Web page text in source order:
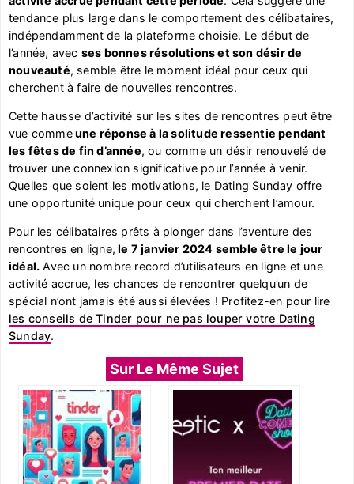
tendance plus large dans le comportement des célibataires,
indépendamment de la plateforme choisie. Le début de
l’année, avec ses bonnes résolutions et son désir de
nouveauté, semble être le moment idéal pour ceux qui
cherchent à faire de nouvelles rencontres.
Cette hausse d’activité sur les sites de rencontres peut être
vue commeune réponse à la solitude ressentie pendant
les fêtes de fin d’année, ou comme un désir renouvelé de
trouver une connexion significative pour l’année à venir.
Quelles que soient les motivations, le Dating Sunday offre
une opportunité unique pour ceux qui cherchent l’amour.
Pour les célibataires prêts à plonger dans l’aventure des
rencontres en ligne, le 7 janvier 2024 semble être le jour
idéal. Avec un nombre record d’utilisateurs en ligne et une
activité accrue, les chances de rencontrer quelqu’un de
spécial n’ont jamais été aussi élevées ! Profitez-en pour lire
les conseils de Tinder pour ne pas louper votre Dating
Sunday.
Sur Le Même Sujet